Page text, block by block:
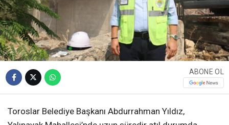
ABONE OL
Toroslar Belediye Başkanı Abdurrahman Yıldız,